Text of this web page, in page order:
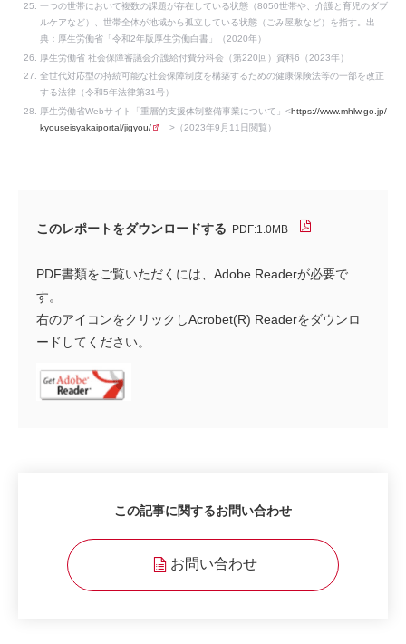
一つの世帯において複数の課題が存在している状態（8050世帯や、介護と育児のダブ
ルケアなど）、世帯全体が地域から孤立している状態（ごみ屋敷など）を指す。出
典：厚生労働省「令和2年版厚生労働白書」（2020年）
厚生労働省 社会保障審議会介護給付費分科会（第220回）資料6（2023年）
全世代対応型の持続可能な社会保障制度を構築するための健康保険法等の一部を改正
する法律（令和5年法律第31号）
厚生労働省Webサイト「重層的支援体制整備事業について」<https://www.mhlw.go.jp/
kyouseisyakaiportal/jigyou/
>（2023年9月11日閲覧）
このレポートをダウンロードする PDF:1.0MB
PDF書類をご覧いただくには、Adobe Readerが必要で
す。
右のアイコンをクリックしAcrobet(R) Readerをダウンロ
ードしてください。
この記事に関するお問い合わせ
お問い合わせ